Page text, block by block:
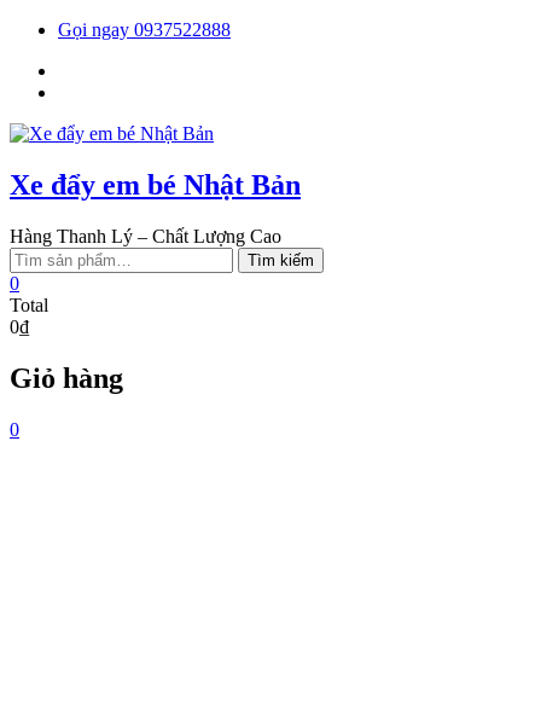
Skip
content
Gọi ngay 0937522888
Xe đẩy em bé Nhật Bản
Hàng Thanh Lý – Chất Lượng Cao
Tìm
kiếm:
Tìm kiếm
0
Total
0₫
Giỏ hàng
0